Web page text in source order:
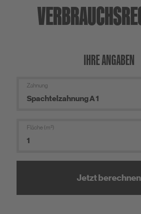
IHRE ANGABEN
Zahnung
Fläche (m²)
Jetzt berechnen